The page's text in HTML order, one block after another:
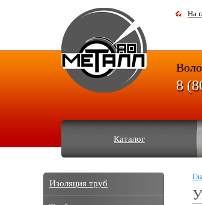
На
Каталог
8
Изоляция труб